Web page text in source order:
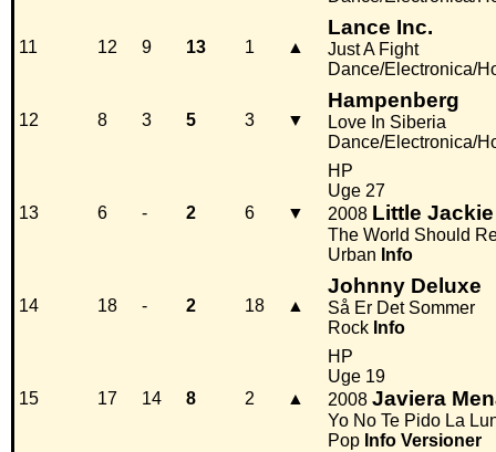
11 12 9 13 1 ▲
Lance Inc.
Just A Fight
Dance/Electronica/
12 8 3 5 3 ▼
Hampenberg
Love In Siberia
Dance/Electronica/
13 6 - 2 6 ▼
HP
Uge 27
2008 Little Jackie
The World Should
Urban Info
14 18 - 2 18 ▲
Johnny Deluxe
Så Er Det Sommer
Rock Info
15 17 14 8 2 ▲
HP
Uge 19
2008 Javiera
Yo No Te Pido La
Pop Info Versioner